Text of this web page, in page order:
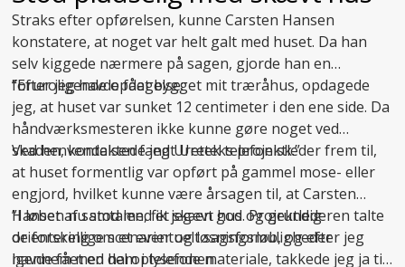
Straks efter opførelsen, kunne Carsten Hansen
konstatere, at noget var helt galt med huset. Da han
selv kiggede nærmere på sagen, gjorde han en
foruroligende opdagelse:
”Efter jeg havde fået bygget mit træråhus, opdagede
jeg, at huset var sunket 12 centimeter i den ene side. Da
håndværksmesteren ikke kunne gøre noget ved
skaden, kontaktede jeg Uretek telefonisk.”
Ved henvendelsen fandt Ureteks projektleder frem til,
at huset formentlig var opført på gammel mose- eller
engjord, hvilket kunne være årsagen til, at Carsten
Hansen nu stod med et skævt hus. Projektlederen talte
de forskellige scenarier og løsningsmuligheder
igennem med ham i telefonen.
”I løbet af samtalen, fik jeg en god og grundig
orientering om et eventuelt sagsforløb, og efter jeg
havde fået en del oplysende materiale, takkede jeg ja til